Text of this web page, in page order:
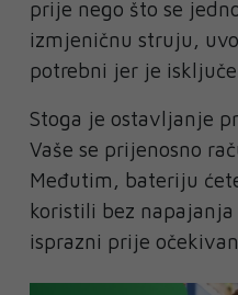
prije nego što se
izmjeničnu struju,
potrebni jer je
Stoga je ostavljanje
Vaše se prijenosno
Međutim, bateriju
koristili bez
isprazni prije